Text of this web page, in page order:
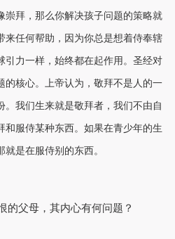
崇拜，那么你解决孩子问题的策略就
来任何帮助，因为你总是想着侍奉辖
引力一样，始终都在起作用。圣经对
的核心。上帝认为，敬拜不是人的一
我们生来就是敬拜者，我们不由自
和服侍某种东西。如果在青少年的生
是在服侍别的东西。
的父母，其内心有何问题？